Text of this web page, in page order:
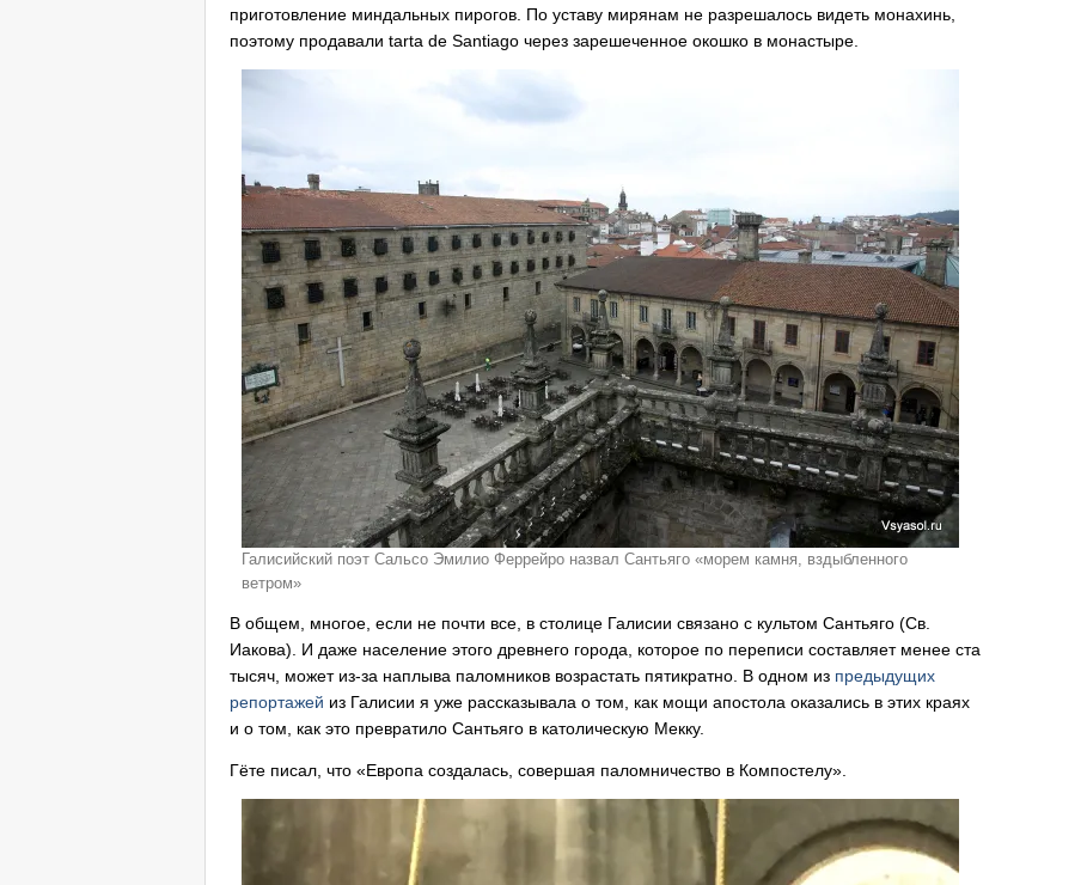
приготовление миндальных пирогов. По уставу мирянам не разрешалось видеть монахинь,
поэтому продавали tarta de Santiago через зарешеченное окошко в монастыре.
Галисийский поэт Сальсо Эмилио Феррейро назвал Сантьяго «морем камня, вздыбленного
ветром»
В общем, многое, если не почти все, в столице Галисии связано с культом Сантьяго (Св.
Иакова). И даже население этого древнего города, которое по переписи составляет менее ста
тысяч, может из-за наплыва паломников возрастать пятикратно. В одном из предыдущих
репортажей из Галисии я уже рассказывала о том, как мощи апостола оказались в этих краях
и о том, как это превратило Сантьяго в католическую Мекку.
Гёте писал, что «Европа создалась, совершая паломничество в Компостелу».